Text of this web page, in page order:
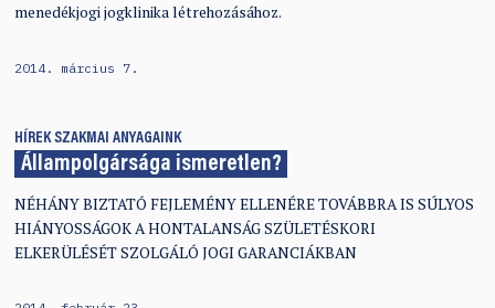
menedékjogi jogklinika létrehozásához.
2014. március 7.
HÍREK SZAKMAI ANYAGAINK
Állampolgársága ismeretlen?
NÉHÁNY BIZTATÓ FEJLEMÉNY ELLENÉRE TOVÁBBRA IS SÚLYOS
HIÁNYOSSÁGOK A HONTALANSÁG SZÜLETÉSKORI
ELKERÜLÉSÉT SZOLGÁLÓ JOGI GARANCIÁKBAN